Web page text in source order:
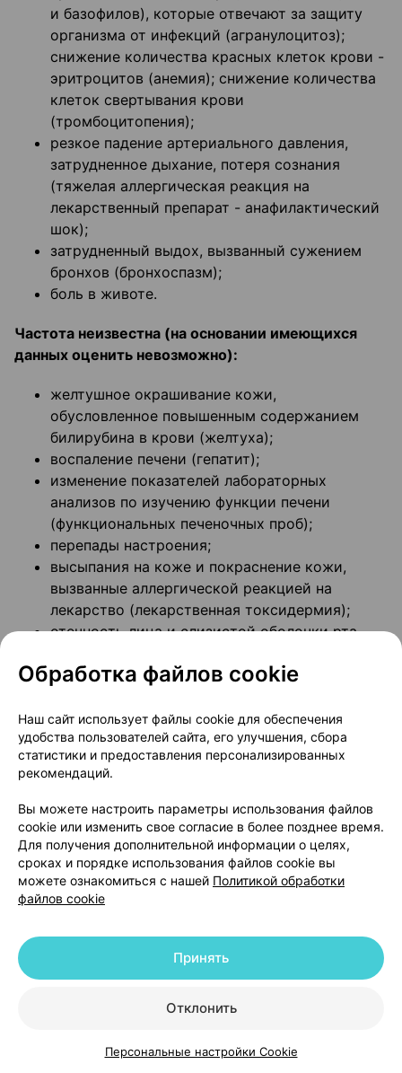
КаталогКорзинаИзбранноеПрофиль
и базофилов), которые отвечают за защиту
организма от инфекций (агранулоцитоз);
снижение количества красных клеток крови -
эритроцитов (анемия); снижение количества
клеток свертывания крови
(тромбоцитопения);
резкое падение артериального давления,
затрудненное дыхание, потеря сознания
(тяжелая аллергическая реакция на
лекарственный препарат - анафилактический
шок);
затрудненный выдох, вызванный сужением
бронхов (бронхоспазм);
боль в животе.
Частота неизвестна (на основании имеющихся
данных оценить невозможно):
желтушное окрашивание кожи,
обусловленное повышенным содержанием
билирубина в крови (желтуха);
воспаление печени (гепатит);
изменение показателей лабораторных
анализов по изучению функции печени
(функциональных печеночных проб);
перепады настроения;
высыпания на коже и покраснение кожи,
вызванные аллергической реакцией на
лекарство (лекарственная токсидермия);
отечность лица и слизистой оболочки рта,
животе (тяжелая аллергическая реакция,
отек Квинке);
скованность движений.
Сообщение о нежелательных реакциях
Если у Вас возникают какие-либо
нежелательные реакции, проконсультируйтесь
с врачом. К ним также относятся любые
нежелательные реакции, не указанные в листке-
вкладыше. Вы также можете сообщить о
Сообщая о нежелательных реакциях, Вы помогаете
получить больше сведений о безопасности
Обработка файлов cookie
Наш сайт использует файлы cookie для обеспечения
удобства пользователей сайта, его улучшения, сбора
статистики и предоставления персонализированных
рекомендаций.
Вы можете настроить параметры использования файлов
cookie или изменить свое согласие в более позднее время.
Для получения дополнительной информации о целях,
сроках и порядке использования файлов cookie вы
можете ознакомиться с нашей Политикой обработки
файлов cookie
Отклонить
Принять
Персональные настройки Cookie